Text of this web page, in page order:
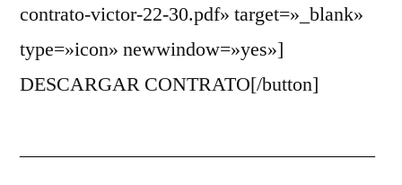
contrato-victor-22-30.pdf» target=»_blank»
type=»icon» newwindow=»yes»]
DESCARGAR CONTRATO[/button]